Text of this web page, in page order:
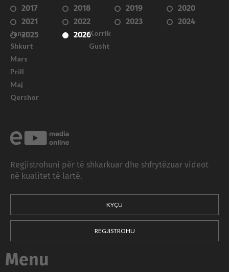
2017 2018 2019
2020
2021
2022 2023
2024
2025
2026
Janar
Shkurt
Mars
Prill
Maj
Qershor
Korrik
Gusht
Regjistrohuni për të shkarkuar dhe shfrytëzuar videot
në kualitet të lartë.
KYÇU
REGJISTROHU
Menu